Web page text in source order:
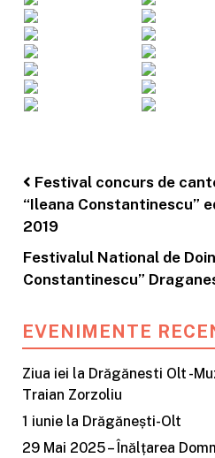
Post navigation
Festival concurs de
“Ileana Constantinescu”
2019
Festivalul National de
Constantinescu”
EVENIMENTE
Ziua iei la Drăgănesti Olt -
Traian Zorzoliu
1 iunie la Drăgănești-Olt
29 Mai 2025 – Înălțarea